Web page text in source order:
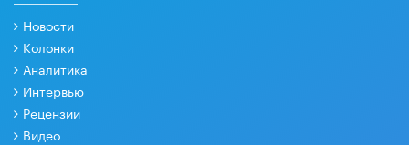
Новости
Колонки
Аналитика
Интервью
Рецензии
Видео